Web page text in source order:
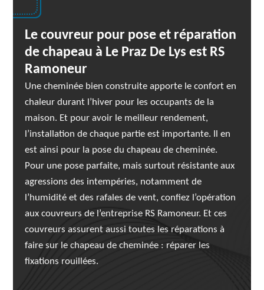
Le couvreur pour pose et réparation
de chapeau à Le Praz De Lys est RS
Ramoneur
Une cheminée bien construite apporte le confort en
chaleur durant l’hiver pour les occupants de la
maison. Et pour avoir le meilleur rendement,
l’installation de chaque partie est importante. Il en
est ainsi pour la pose du chapeau de cheminée.
Pour une pose parfaite, mais surtout résistante aux
agressions des intempéries, notamment de
l’humidité et des rafales de vent, confiez l’opération
aux couvreurs de l’entreprise RS Ramoneur. Et ces
couvreurs assurent aussi toutes les réparations à
faire sur le chapeau de cheminée : réparer les
fixations rouillées.